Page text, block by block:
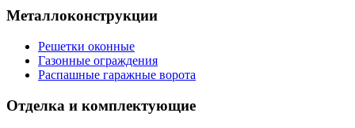
Металлоконструкции
Решетки оконные
Газонные ограждения
Распашные гаражные ворота
Отделка и комплектующие